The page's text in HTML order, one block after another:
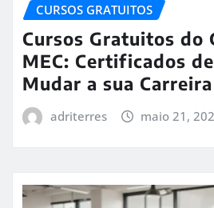
CURSOS GRATUITOS
Cursos Gratuitos do
MEC: Certificados
Mudar a sua
adriterres maio 21,